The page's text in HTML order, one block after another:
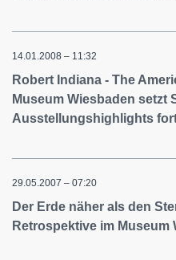
14.01.2008 – 11:32
Robert Indiana - The
Museum Wiesbaden setzt
Ausstellungshighlights
29.05.2007 – 07:20
Der Erde näher als den
Retrospektive im Museum